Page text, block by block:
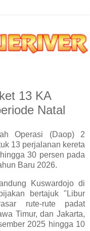
13 KA
Natal
Operasi (Daop) 2
13 perjalanan kereta
30 persen pada
Baru 2026.
Kuswardojo di
bertajuk "Libur
rute-rute padat
Timur, dan Jakarta,
2025 hingga 10